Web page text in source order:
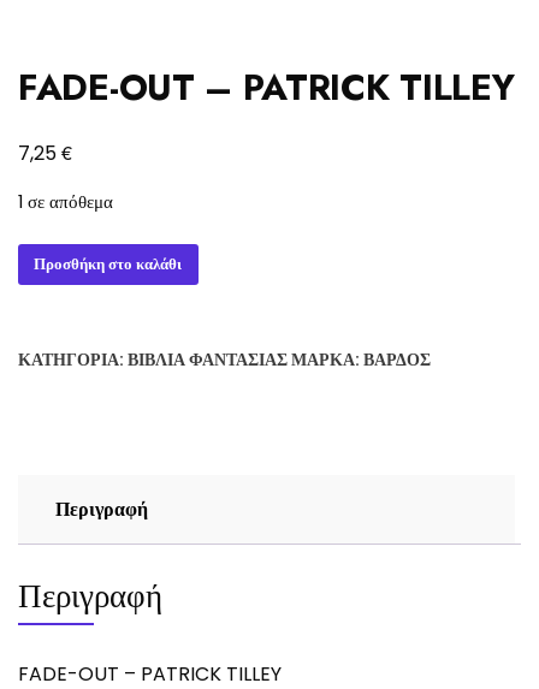
FADE-OUT – PATRICK TILLEY
7,25€
1 σε απόθεμα
FADE-
OUT
TILLEY
Προσθήκη στο καλάθι
ΚΑΤΗΓΟΡΊΑ: ΒΙΒΛΊΑ ΦΑΝΤΑΣΊΑΣΜΆΡΚΑ: ΒΆΡΔΟΣ
Περιγραφή
Περιγραφή
FADE-OUT – PATRICK TILLEY